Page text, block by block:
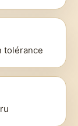
tolérance